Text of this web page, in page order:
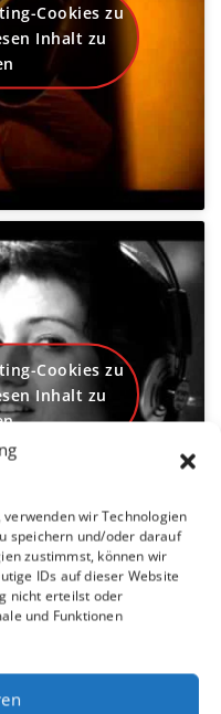
wir Technologien
speichern und/oder darauf
zustimmst, können wir
IDs auf dieser Website
nicht erteilst oder
und Funktionen
Cookies zu
Inhalt zu
Cookies zu
Inhalt zu